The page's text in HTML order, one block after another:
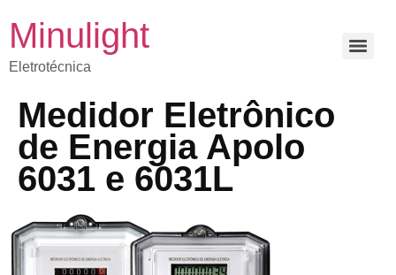
Minulight
Eletrotécnica
Medidor Eletrônico
de Energia Apolo
6031 e 6031L